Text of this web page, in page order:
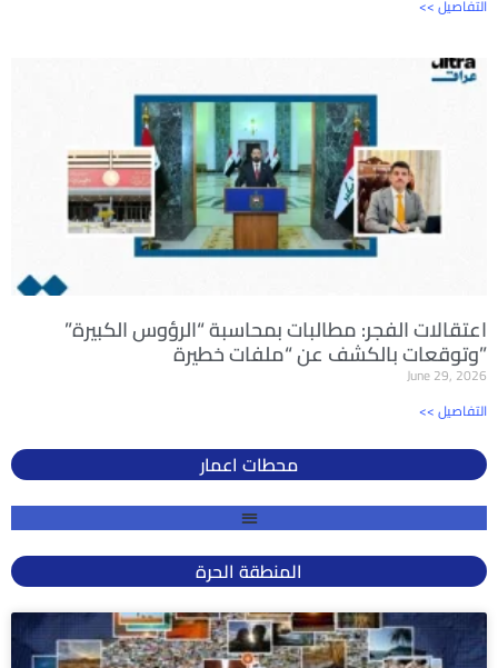
<< التفاصيل
اعتقالات الفجر: مطالبات بمحاسبة “الرؤوس الكبيرة”
وتوقعات بالكشف عن “ملفات خطيرة”
June 29, 2026
<< التفاصيل
محطات اعمار
المنطقة الحرة